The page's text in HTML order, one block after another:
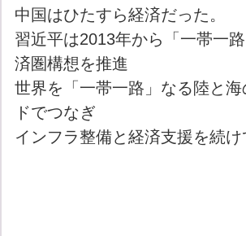
中国はひたすら経済だった。
習近平は2013年から「一帯一
済圏構想を推進
世界を「一帯一路」なる陸と
ドでつなぎ
インフラ整備と経済支援を続け